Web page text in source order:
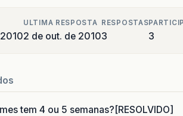
ULTIMA RESPOSTA
2 de out. de 2010
RESPOSTAS
3 3
tem 4 ou 5 semanas?[RESOLVIDO]